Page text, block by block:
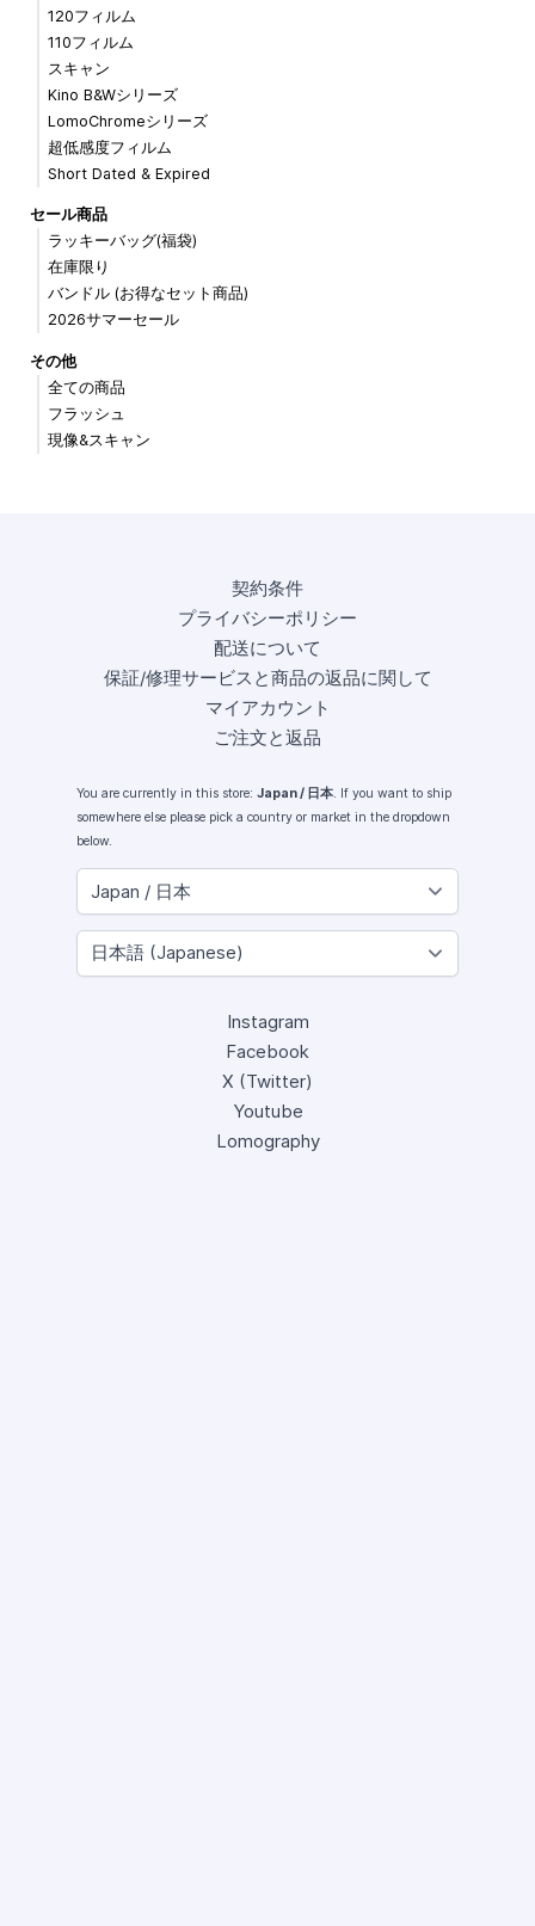
120フィルム
110フィルム
スキャン
Kino B&Wシリーズ
LomoChromeシリーズ
超低感度フィルム
Short Dated & Expired
セール商品
ラッキーバッグ(福袋)
在庫限り
バンドル (お得なセット商品)
2026サマーセール
その他
全ての商品
フラッシュ
現像&スキャン
契約条件
プライバシーポリシー
配送について
保証/修理サービスと商品の返品に関して
マイアカウント
ご注文と返品
You are currently in this store: Japan / 日本. If you want to ship
somewhere else please pick a country or market in the dropdown
below.
Instagram
Facebook
X (Twitter)
Youtube
Lomography